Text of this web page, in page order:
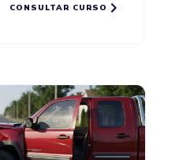
CONSULTAR CURSO